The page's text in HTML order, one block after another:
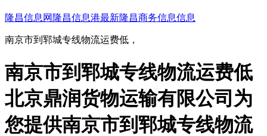
隆昌信息网 隆昌信息港最新隆昌商务信息信息
南京市到郓城专线物流运费低，
南京市到郓城专线物流运费低
北京鼎润货物运输有限公司为
您提供南京市到郓城专线物流